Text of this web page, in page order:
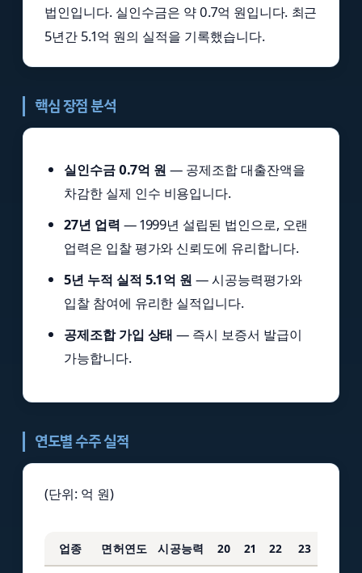
법인입니다. 실인수금은 약 0.7억 원입니다. 최근
5년간 5.1억 원의 실적을 기록했습니다.
핵심 장점 분석
실인수금 0.7억 원 — 공제조합 대출잔액을
차감한 실제 인수 비용입니다.
27년 업력 — 1999년 설립된 법인으로, 오랜
업력은 입찰 평가와 신뢰도에 유리합니다.
5년 누적 실적 5.1억 원 — 시공능력평가와
입찰 참여에 유리한 실적입니다.
공제조합 가입 상태 — 즉시 보증서 발급이
가능합니다.
연도별 수주 실적
(단위: 억 원)
업종 면허연도 시공능력 20 21 22 23